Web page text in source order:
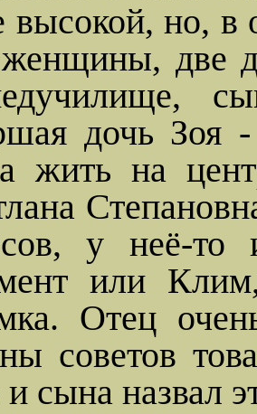
высокой, но, в
две
дочь Зоя
жить на
у неё-
или
. Отец
советов
и сына назвал